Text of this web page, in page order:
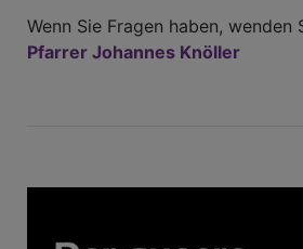
Wenn Sie Fragen haben, wenden
Pfarrer Johannes Knöller